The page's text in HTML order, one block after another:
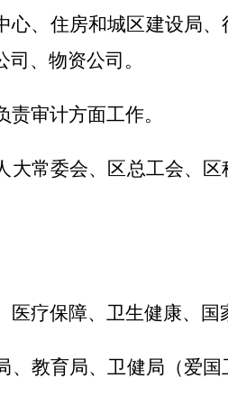
心、住房和城区建设局
司、物资公司 。
责审计方面工作。
大常委会、区总工会、
医疗保障、卫生健康、
、教育局、卫健局（爱